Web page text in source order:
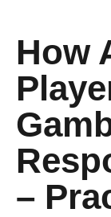
How
–